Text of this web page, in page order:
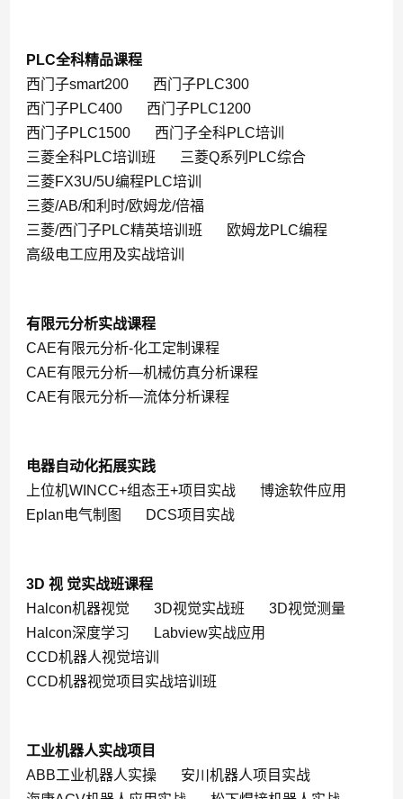
PLC全科精品课程
西门子smart200
西门子PLC300
西门子PLC400
西门子PLC1200
西门子PLC1500
西门子全科PLC培训
三菱全科PLC培训班
三菱Q系列PLC综合
三菱FX3U/5U编程PLC培训
三菱/AB/和利时/欧姆龙/倍福
三菱/西门子PLC精英培训班
欧姆龙PLC编程
高级电工应用及实战培训
有限元分析实战课程
CAE有限元分析-化工定制课程
CAE有限元分析—机械仿真分析课程
CAE有限元分析—流体分析课程
电器自动化拓展实践
上位机WINCC+组态王+项目实战
博途软件应用
Eplan电气制图
DCS项目实战
3D 视 觉实战班课程
Halcon机器视觉
3D视觉实战班
3D视觉测量
Halcon深度学习
Labview实战应用
CCD机器人视觉培训
CCD机器视觉项目实战培训班
工业机器人实战项目
ABB工业机器人实操
安川机器人项目实战